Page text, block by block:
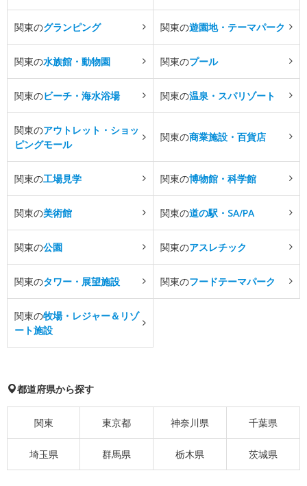
関東のグランピング 関東の遊園地・テーマパーク
関東の水族館・動物園 関東のプール
関東のビーチ・海水浴場 関東の温泉・スパリゾート
関東のアウトレット・ショッ
ピングモール
関東の商業施設・百貨店
関東の工場見学 関東の博物館・科学館
関東の美術館 関東の道の駅・SA/PA
関東の公園 関東のアスレチック
関東のタワー・展望施設 関東のフードテーマパーク
関東の牧場・レジャー＆リゾ
ート施設
都道府県から探す
関東 東京都 神奈川県 千葉県
埼玉県 群馬県 栃木県 茨城県